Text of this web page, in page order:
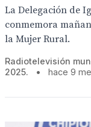
La Delegación de
conmemora
la Mujer Rural.
Radiotelevisión
2025.
• hace 9